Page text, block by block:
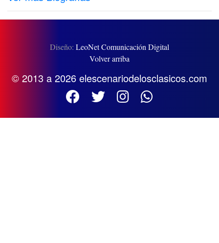
Diseño: LeoNet Comunicación Digital
Volver arriba
© 2013 a 2026 elescenariodelosclasicos.com